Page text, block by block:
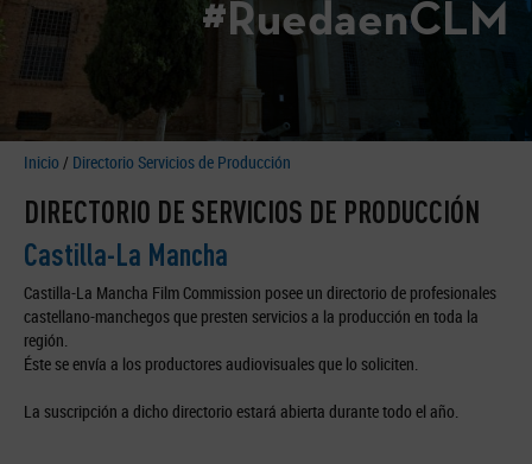
#RuedaenCLM
Inicio / Directorio Servicios de Producción
DIRECTORIO DE SERVICIOS DE PRODUCCIÓN
Castilla-La Mancha
Castilla-La Mancha Film Commission posee un directorio de profesionales
castellano-manchegos que presten servicios a la producción en toda la
región.
Éste se envía a los productores audiovisuales que lo soliciten.
La suscripción a dicho directorio estará abierta durante todo el año.